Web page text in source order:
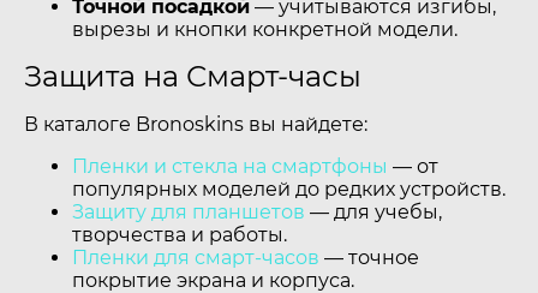
Точной посадкой — учитываются изгибы,
вырезы и кнопки конкретной модели.
Защита на Смарт-часы
В каталоге Bronoskins вы найдете:
Пленки и стекла на смартфоны — от
популярных моделей до редких устройств.
Защиту для планшетов — для учебы,
творчества и работы.
Пленки для смарт-часов — точное
покрытие экрана и корпуса.